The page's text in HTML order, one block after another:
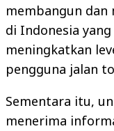
membangun
di Indonesia
meningkatkan
pengguna jalan
Sementara itu,
menerima